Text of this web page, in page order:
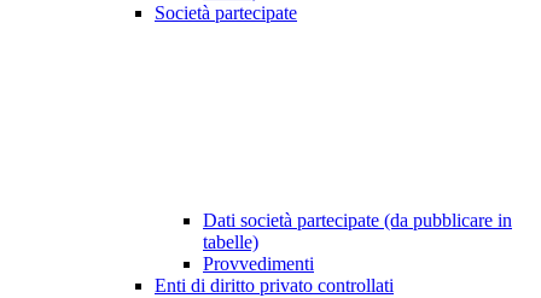
Società partecipate
Dati società partecipate (da pubblicare in
tabelle)
Provvedimenti
Enti di diritto privato controllati